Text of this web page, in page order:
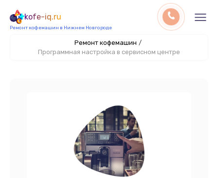
kofe-iq.ru
Ремонт кофемашин в Нижнем Новгороде
Ремонт кофемашин /
Программная настройка в сервисном центре